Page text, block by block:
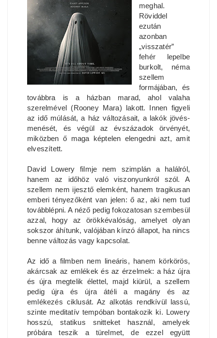
meghal.
Röviddel
ezután
azonban
„visszatér”
fehér lepelbe
burkolt, néma
szellem
formájában, és
továbbra is a házban marad, ahol valaha
szerelmével (Rooney Mara) lakott. Innen figyeli
az idő múlását, a ház változásait, a lakók jövés-
menését, és végül az évszázadok örvényét,
miközben ő maga képtelen elengedni azt, amit
elveszített.
David Lowery filmje nem szimplán a halálról,
hanem az időhöz való viszonyunkról szól. A
szellem nem ijesztő elemként, hanem tragikusan
emberi tényezőként van jelen: ő az, aki nem tud
továbblépni. A néző pedig fokozatosan szembesül
azzal, hogy az örökkévalóság, amelyet olyan
sokszor áhítunk, valójában kínzó állapot, ha nincs
benne változás vagy kapcsolat.
Az idő a filmben nem lineáris, hanem körkörös,
akárcsak az emlékek és az érzelmek: a ház újra
és újra megtelik élettel, majd kiürül, a szellem
pedig újra és újra átéli a magány és az
emlékezés ciklusát. Az alkotás rendkívül lassú,
szinte meditatív tempóban bontakozik ki. Lowery
hosszú, statikus snitteket használ, amelyek
próbára teszik a türelmet, de ezzel együtt